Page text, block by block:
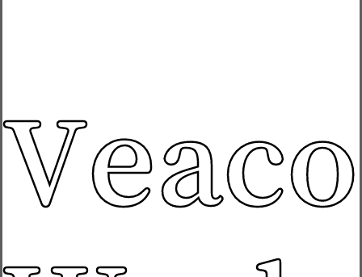
Veaco